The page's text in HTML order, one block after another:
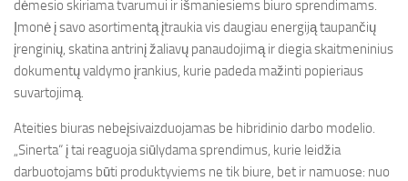
dėmesio skiriama tvarumui ir išmaniesiems biuro sprendimams.
Įmonė į savo asortimentą įtraukia vis daugiau energiją taupančių
įrenginių, skatina antrinį žaliavų panaudojimą ir diegia skaitmeninius
dokumentų valdymo įrankius, kurie padeda mažinti popieriaus
suvartojimą.
Ateities biuras nebeįsivaizduojamas be hibridinio darbo modelio.
„Sinerta“ į tai reaguoja siūlydama sprendimus, kurie leidžia
darbuotojams būti produktyviems ne tik biure, bet ir namuose: nuo